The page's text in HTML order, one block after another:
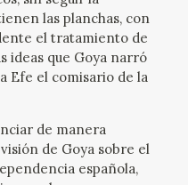
las planchas, con
el tratamiento de
ideas que Goya narró
Efe el comisario de la
de manera
de Goya sobre el
española,